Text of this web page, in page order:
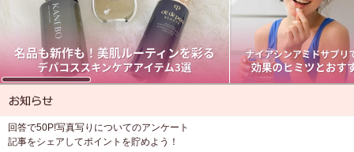
回答で50P!写真写りについてのアンケート
記事をシェアしてポイントを貯めよう！